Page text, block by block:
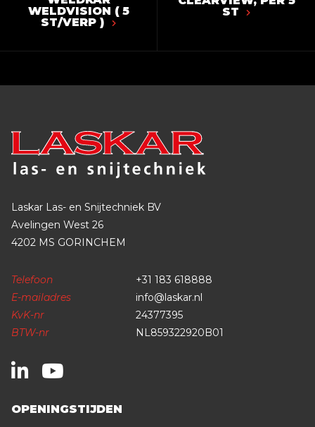
WELDVISION ( 5
ST/VERP )
ST
Laskar Las- en Snijtechniek BV
Avelingen West 26
4202 MS GORINCHEM
Telefoon
+31 183 618888
E-mailadres
info@laskar.nl
KvK-nr
24377395
BTW-nr
NL859322920B01
OPENINGSTIJDEN